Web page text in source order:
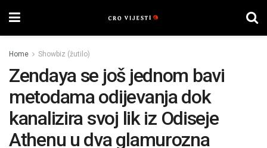
Home Showbiz (žutilo)
Zendaya se još jednom bavi
metodama odijevanja dok
kanalizira svoj lik iz Odiseje
Athenu u dva glamurozna